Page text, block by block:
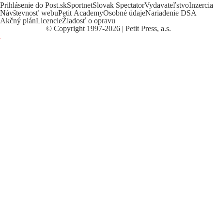
Prihlásenie do Post.skSportnetSlovak SpectatorVydavateľstvoInzercia
Návštevnosť webuPetit AcademyOsobné údajeNariadenie DSA
Akčný plánLicencieŽiadosť o opravu
© Copyright 1997-2026 | Petit Press, a.s.